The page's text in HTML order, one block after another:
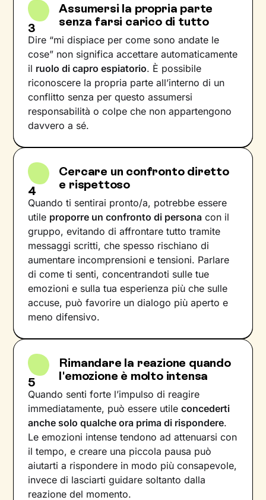
3
Assumersi la propria parte
senza farsi carico di tutto
Dire “mi dispiace per come sono andate le
cose” non significa accettare automaticamente
il ruolo di capro espiatorio. È possibile
riconoscere la propria parte all’interno di un
conflitto senza per questo assumersi
responsabilità o colpe che non appartengono
davvero a sé.
4
Cercare un confronto diretto
e rispettoso
Quando ti sentirai pronto/a, potrebbe essere
utile proporre un confronto di persona con il
gruppo, evitando di affrontare tutto tramite
messaggi scritti, che spesso rischiano di
aumentare incomprensioni e tensioni. Parlare
di come ti senti, concentrandoti sulle tue
emozioni e sulla tua esperienza più che sulle
accuse, può favorire un dialogo più aperto e
meno difensivo.
5
Rimandare la reazione quando
l'emozione è molto intensa
Quando senti forte l’impulso di reagire
immediatamente, può essere utileconcederti
anche solo qualche ora prima di rispondere.
Le emozioni intense tendono ad attenuarsi con
il tempo, e creare una piccola pausa può
aiutarti a rispondere in modo più consapevole,
invece di lasciarti guidare soltanto dalla
reazione del momento.